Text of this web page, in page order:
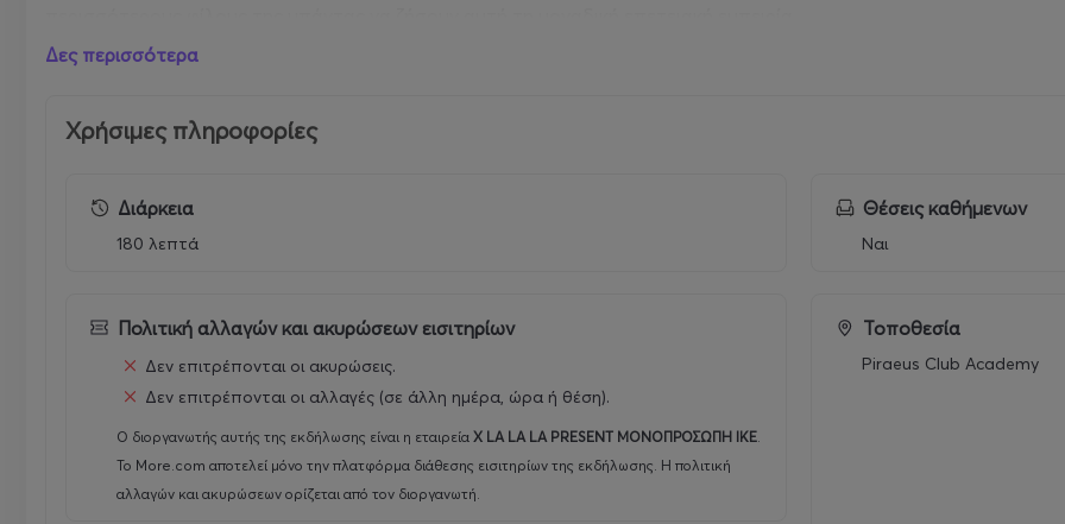
Τις δύο βραδιές θα πλαισιώσει ένα ξεχωριστό live μουσικοθεατρικό performance act, ειδικά σχεδιασμένο για την
μυσταγωγική ατμόσφαιρα της μουσικής των Kawir.
οι Fovitron, ενώ την Πέμπτη 1 Οκτωβρίου θα εμφανιστούν οι Eldingar μαζί με τους Fovitron. Οι Fovitron θα
προσφέροντας μια ξεχωριστή εμπειρία στο κοινό και των δύο ημερών. Έτσι, κάθε βραδιά αποκτά τον δικό της
Δύο βραδιές αφιερωμένες στην ιστορία, την παράδοση και το πνεύμα ενός συγκροτήματος που συνεχίζει να
Kawir live in Athens
Δες περισσότερα
Χρήσιμες πληροφορίες
Διάρκεια
180 λεπτά
Πολιτική αλλαγών και ακυρώσεων εισιτηρίων
Δεν επιτρέπονται οι ακυρώσεις.
Δεν επιτρέπονται οι αλλαγές (σε άλλη ημέρα, ώρα ή θέση).
Ο διοργανωτής αυτής της εκδήλωσης είναι η εταιρεία X LA LA LA PRESENT ΜΟΝΟΠΡΟΣΩΠΗ ΙΚΕ.
Το More.com αποτελεί μόνο την πλατφόρμα διάθεσης εισιτηρίων της εκδήλωσης. Η πολιτική
αλλαγών και ακυρώσεων ορίζεται από τον διοργανωτή.
Θέσεις καθήμενων
Ναι
Τοποθεσία
Piraeus Club Academy